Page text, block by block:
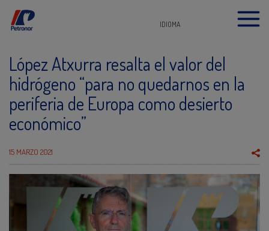
IDIOMA
López Atxurra resalta el valor del
hidrógeno “para no quedarnos en la
periferia de Europa como desierto
económico”
15 MARZO 2021